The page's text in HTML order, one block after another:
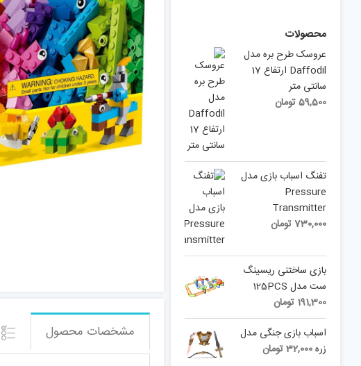
مشخصات محصول
محصولات
عروسک طرح بره مدل
Daffodil ارتفاع 17
سانتی متر
59,500تومان
تفنگ اسباب بازی مدل
Pressure
Transmitter
730,000تومان
بازی ساختنی ریسینگ
ست مدل 125PCS
191,300 تومان
اسباب بازی جنگی مدل
زره32,000تومان